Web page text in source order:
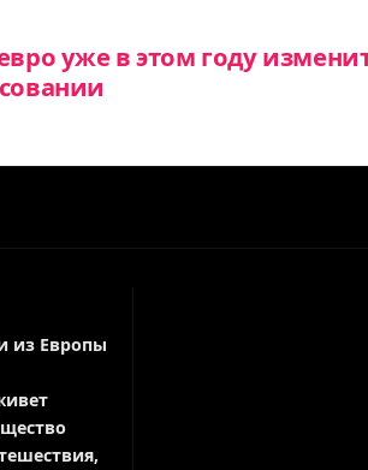
уже в этом году
из Европы